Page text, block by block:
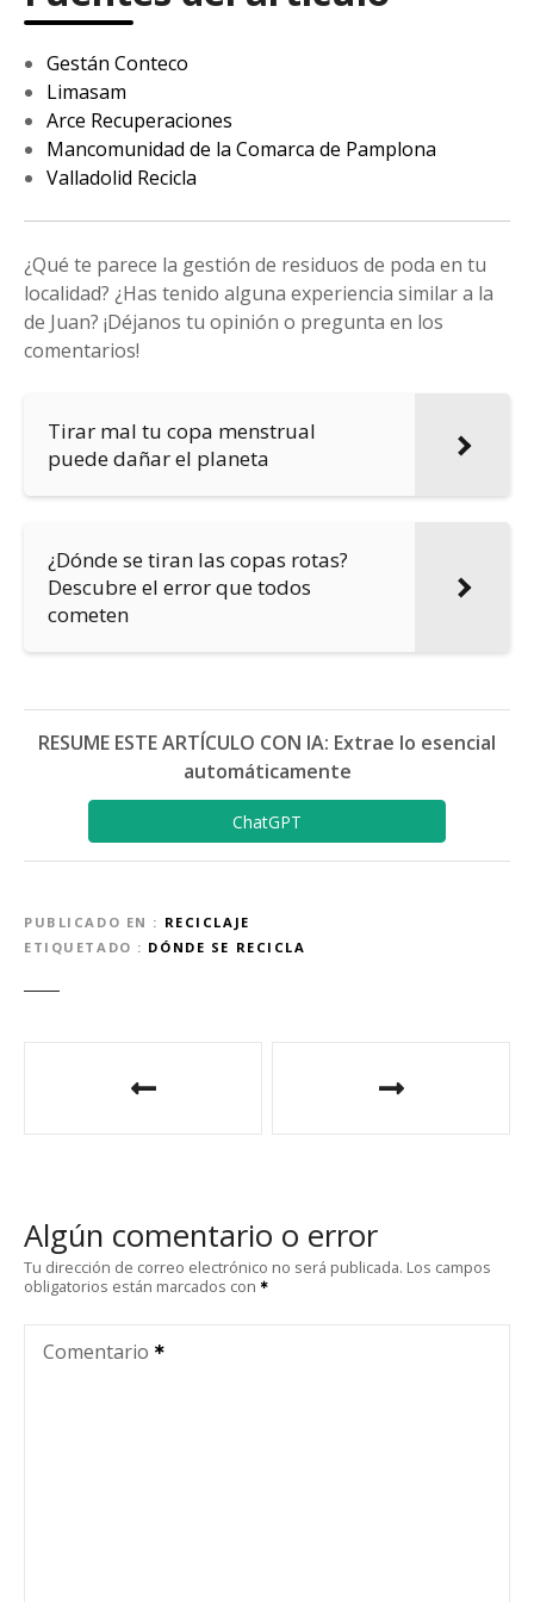
Gestán Conteco
Limasam
Arce Recuperaciones
Mancomunidad de la Comarca de Pamplona
Valladolid Recicla
¿Qué te parece la gestión de residuos de poda en tu
localidad? ¿Has tenido alguna experiencia similar a la
de Juan? ¡Déjanos tu opinión o pregunta en los
comentarios!
Tirar mal tu copa menstrual
puede dañar el planeta
¿Dónde se tiran las copas rotas?
Descubre el error que todos
cometen
RESUME ESTE ARTÍCULO CON IA: Extrae lo esencial
automáticamente
ChatGPT
PUBLICADO EN
RECICLAJE
ETIQUETADO
DÓNDE SE RECICLA
g
a
Algún comentario o error
Tu dirección de correo electrónico no será publicada. Los campos
obligatorios están marcados con
Comentario